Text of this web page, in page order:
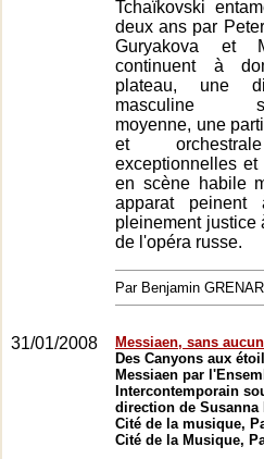
Tchaïkovski
deux ans par
Guryakova et
continuent à
plateau, une
masculine
moyenne, une
et
exceptionnelles et
en scène habile
apparat peinent
pleinement justice
de l'opéra russe.
Par Benjamin
31/01/2008
Messiaen, sans
Des Canyons aux
Messiaen par
Intercontemporain
direction de Susanna
Cité de la musique,
Cité de la Musique,